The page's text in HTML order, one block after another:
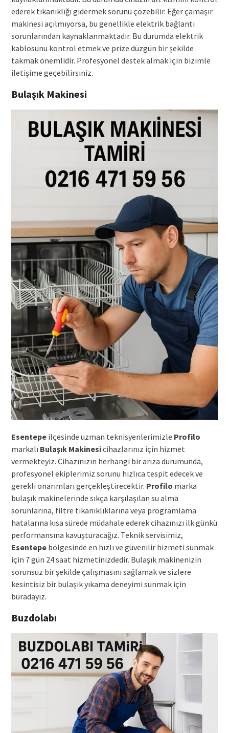
ederek tıkanıklığı gidermek sorunu çözebilir. Eğer çamaşır
makinesi açılmıyorsa, bu genellikle elektrik bağlantı
sorunlarından kaynaklanmaktadır. Bu durumda elektrik
kablosunu kontrol etmek ve prize düzgün bir şekilde
takmak önemlidir. Profesyonel destek almak için bizimle
iletişime geçebilirsiniz.
Bulaşık Makinesi
Esentepeilçesinde uzman teknisyenlerimizle Profilo
markalı Bulaşık Makinesicihazlarınız için hizmet
vermekteyiz. Cihazınızın herhangi bir arıza durumunda,
profesyonel ekiplerimiz sorunu hızlıca tespit edecek ve
gerekli onarımları gerçekleştirecektir. Profilo marka
bulaşık makinelerinde sıkça karşılaşılan su alma
sorunlarına, filtre tıkanıklıklarına veya programlama
hatalarına kısa sürede müdahale ederek cihazınızı ilk günkü
performansına kavuşturacağız. Teknik servisimiz,
Esentepebölgesinde en hızlı ve güvenilir hizmeti sunmak
için 7 gün 24 saat hizmetinizdedir. Bulaşık makinenizin
sorunsuz bir şekilde çalışmasını sağlamak ve sizlere
kesintisiz bir bulaşık yıkama deneyimi sunmak için
buradayız.
Buzdolabı